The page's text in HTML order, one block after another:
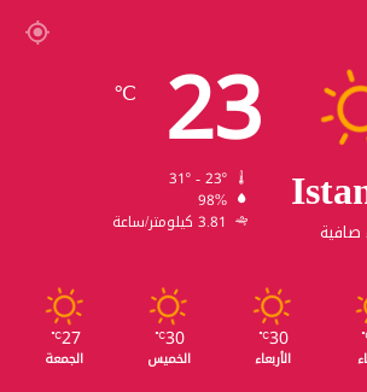
صافية
23
℃
98%
3.81 كيلومتر/ساعة
30
℃
الأربعاء
30
℃
الخميس
27
℃
الجمعة